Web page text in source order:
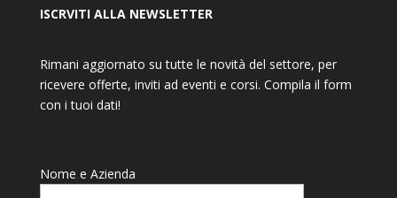
ISCRVITI ALLA NEWSLETTER
Rimani aggiornato su tutte le novità del settore, per
ricevere offerte, inviti ad eventi e corsi. Compila il form
con i tuoi dati!
Nome e Azienda